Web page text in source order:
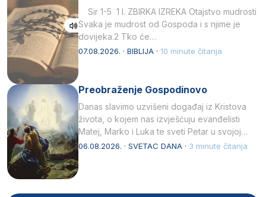
Sir 1-5 1 I. ZBIRKA IZREKA Otajstvo mudrosti
Svaka je mudrost od Gospoda i s njime je
dovijeka.2 Tko će…
07.08.2026. · BIBLIJA · 10 minute čitanja
Preobraženje Gospodinovo
Danas slavimo uzvišeni događaj iz Kristova
života, o kojem nas izvješćuju evanđelisti
Matej, Marko i Luka te sveti Petar u svojoj
drugoj…
06.08.2026. · SVETAC DANA · 3 minute čitanja